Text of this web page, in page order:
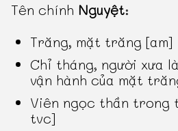
Tên chính Nguyệt:
Trăng, mặt trăng [am]
Chỉ tháng, người xưa
vận hành của mặt
Viên ngọc thần trong
tvc]